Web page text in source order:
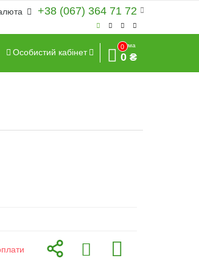
+38 (067) 364 71 72
Особистий кабінет
0
Сума
0 ₴